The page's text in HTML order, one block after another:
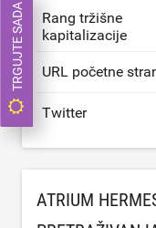
Rang tržišne
kapitalizacije
URL početne
Twitter
ATRIUM
TRGUJTE SADA